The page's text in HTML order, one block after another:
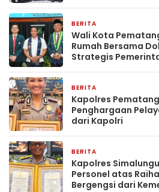
BERITA
Wali Kota
Rumah Bersama
Strategis
BERITA
Kapolres
Penghargaan
dari Kapolri
BERITA
Kapolres
Personel atas
Bergengsi dari